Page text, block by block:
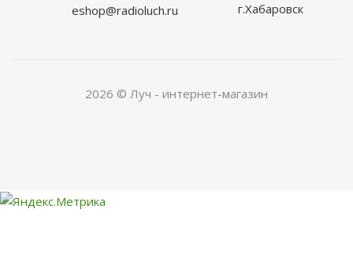
eshop@radioluch.ru г.Хабаровск
2026 © Луч - интернет-магазин